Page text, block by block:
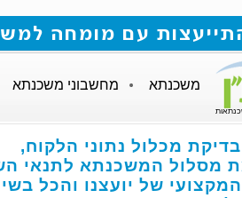
עם מומחה למשכנתאות חייגו 073-
משכנתא מחשבוני משכנתא
מכלול נתוני הלקוח,
מסלול המשכנתא לתנאי
המקצועי של יועצנו והכל